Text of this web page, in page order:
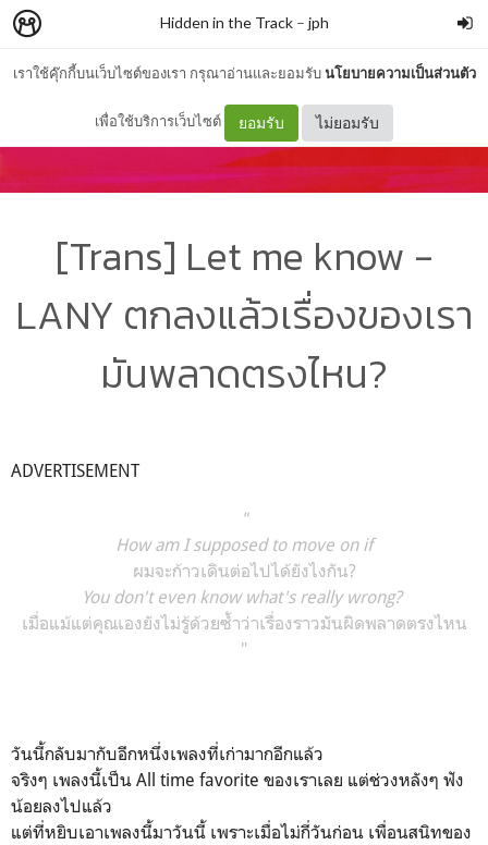
เราใช้คุ๊กกี้บนเว็บไซต์ของเรา กรุณาอ่านและยอมรับนโยบายความเป็นส่วนตัว
เพื่อใช้บริการเว็บไซต์ ยอมรับ ไม่ยอมรับ
Hidden in the Track– jph
[Trans] Let me know -
LANY ตกลงแล้วเรื่องของเรา
มันพลาดตรงไหน?
ADVERTISEMENT
"
How am I supposed to move on if
ผมจะก้าวเดินต่อไปได้ยังไงกัน?
You don't even know what's really wrong?
เมื่อแม้แต่คุณเองยังไม่รู้ด้วยซ้ำว่าเรื่องราวมันผิดพลาดตรงไหน
"
วันนี้กลับมากับอีกหนึ่งเพลงที่เก่ามากอีกแล้ว
จริงๆ เพลงนี้เป็น All time favorite ของเราเลย แต่ช่วงหลังๆ ฟัง
น้อยลงไปแล้ว
แต่ที่หยิบเอาเพลงนี้มาวันนี้ เพราะเมื่อไม่กี่วันก่อน เพื่อนสนิทของ